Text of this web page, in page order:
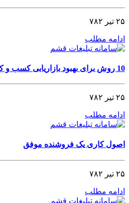
۲۵ تیر ۷۸۲
ادامه مطلب
10 روش برای بهبود بازاریابی کسب و کار کوچک شما
۲۵ تیر ۷۸۲
ادامه مطلب
اصول کاری یک فروشنده موفق
۲۵ تیر ۷۸۲
ادامه مطلب